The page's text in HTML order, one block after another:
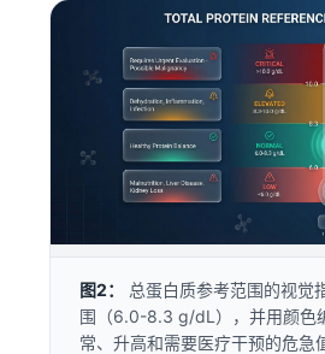
图2：
总蛋白质参考范围的视觉
围（6.0-8.3 g/dL），并用颜色
常、升高和需要医疗干预的危急